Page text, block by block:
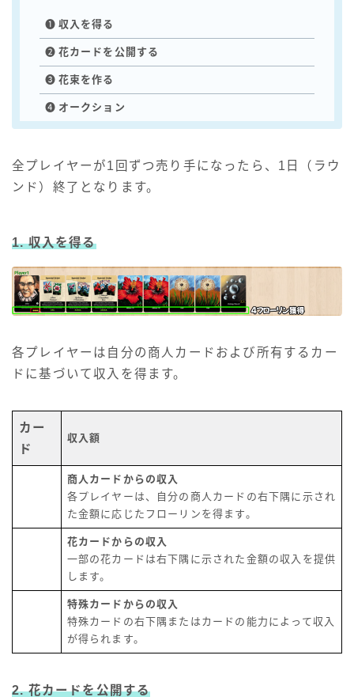
❶ 収入を得る
❷ 花カードを公開する
❸ 花束を作る
❹ オークション
全プレイヤーが1回ずつ売り手になったら、1日（ラウ
ンド）終了となります。
1. 収入を得る
各プレイヤーは自分の商人カードおよび所有するカー
ドに基づいて収入を得ます。
カー
ド
収入額
商人カードからの収入
各プレイヤーは、自分の商人カードの右下隅に示され
た金額に応じたフローリンを得ます。
花カードからの収入
一部の花カードは右下隅に示された金額の収入を提供
します。
特殊カードからの収入
特殊カードの右下隅またはカードの能力によって収入
が得られます。
2. 花カードを公開する